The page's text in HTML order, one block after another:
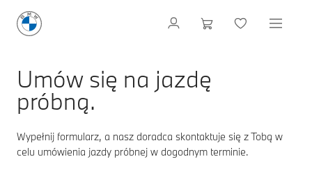
Umów się na jazdę
próbną.
Wypełnij formularz, a nasz doradca skontaktuje się z Tobą w
celu umówienia jazdy próbnej w dogodnym terminie.